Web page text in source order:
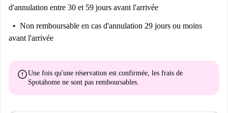
d'annulation entre 30 et 59 jours avant l'arrivée
Non remboursable en cas d'annulation 29 jours ou moins
avant l'arrivée
errorUne fois qu'une réservation est confirmée, les frais de
Spotahome ne sont pas remboursables.